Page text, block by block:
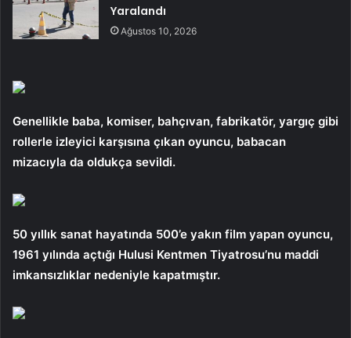
Yaralandı
Ağustos 10, 2026
Genellikle baba, komiser, bahçıvan, fabrikatör, yargıç gibi
rollerle izleyici karşısına çıkan oyuncu, babacan
mizacıyla da oldukça sevildi.
50 yıllık sanat hayatında 500’e yakın film yapan oyuncu,
1961 yılında açtığı Hulusi Kentmen Tiyatrosu’nu maddi
imkansızlıklar nedeniyle kapatmıştır.